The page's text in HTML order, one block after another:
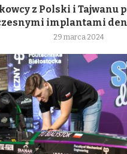
z Polski i Tajwanu
implantami
29 marca 2024